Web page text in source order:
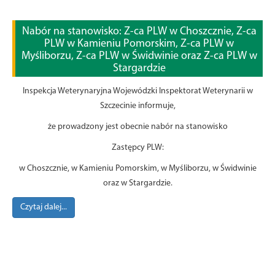
Nabór na stanowisko: Z-ca PLW w Choszcznie, Z-ca
PLW w Kamieniu Pomorskim, Z-ca PLW w
Myśliborzu, Z-ca PLW w Świdwinie oraz Z-ca PLW w
Stargardzie
Inspekcja Weterynaryjna Wojewódzki Inspektorat Weterynarii w
Szczecinie informuje,
że prowadzony jest obecnie nabór na stanowisko
Zastępcy PLW:
w Choszcznie, w Kamieniu Pomorskim, w Myśliborzu, w Świdwinie
oraz w Stargardzie.
Czytaj dalej...